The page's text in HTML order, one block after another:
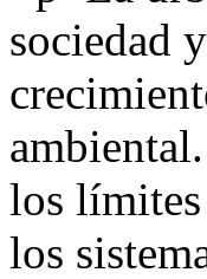
sociedad
los
los